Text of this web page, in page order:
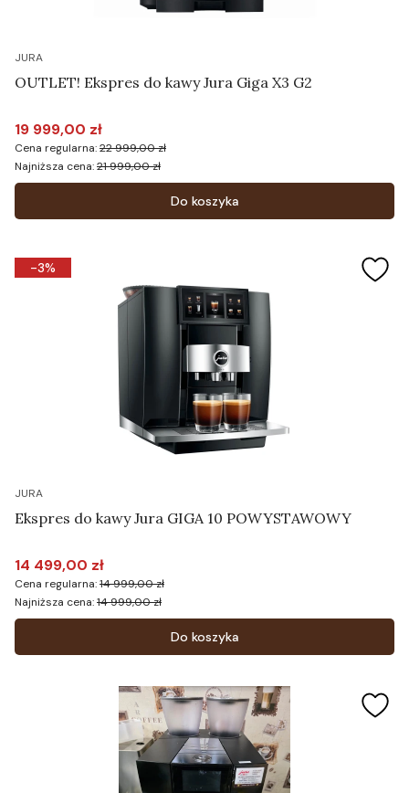
JURA
OUTLET! Ekspres do kawy Jura Giga X3 G2
Cena promocyjna
19 999,00 zł
Cena regularna:22 999,00 zł
Najniższa cena:21 999,00 zł
Do koszyka
-3%
JURA
Ekspres do kawy Jura GIGA 10 POWYSTAWOWY
Cena promocyjna
14 499,00 zł
Cena regularna:14 999,00 zł
Najniższa cena:14 999,00 zł
Do koszyka